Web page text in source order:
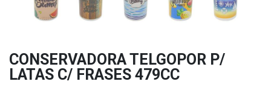
CONSERVADORA TELGOPOR P/
LATAS C/ FRASES 479CC